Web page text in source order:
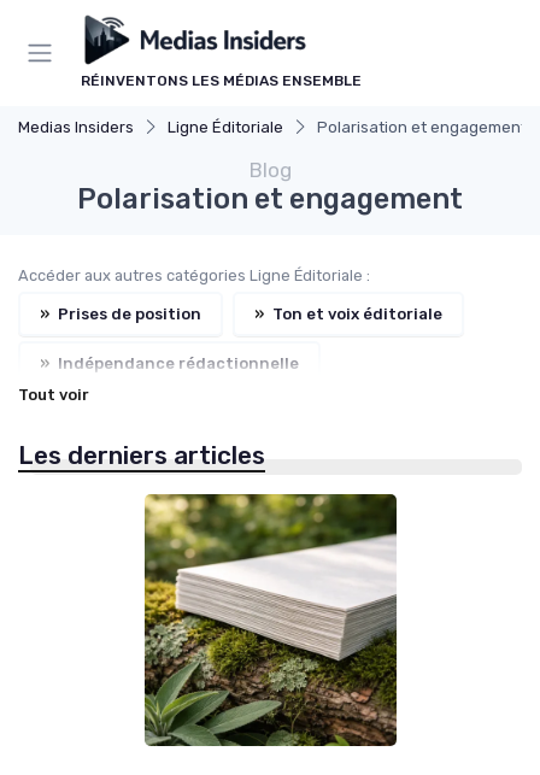
RÉINVENTONS LES MÉDIAS ENSEMBLE
Medias Insiders Ligne Éditoriale Polarisation et engagement
Blog
Polarisation et engagement
Accéder aux autres catégories Ligne Éditoriale :
» Prises de position » Ton et voix éditoriale
» Indépendance rédactionnelle
Tout voir
Les derniers articles
Panneau de gestion des cookies